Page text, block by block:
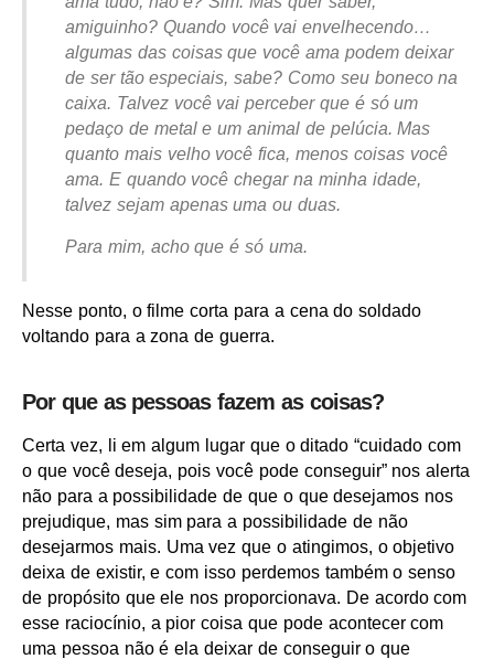
amiguinho? Quando você vai envelhecendo…
algumas das coisas que você ama podem deixar
de ser tão especiais, sabe? Como seu boneco na
caixa. Talvez você vai perceber que é só um
pedaço de metal e um animal de pelúcia. Mas
quanto mais velho você fica, menos coisas você
ama. E quando você chegar na minha idade,
talvez sejam apenas uma ou duas.
Para mim, acho que é só uma.
Nesse ponto, o filme corta para a cena do soldado
voltando para a zona de guerra.
Por que as pessoas fazem as coisas?
Certa vez, li em algum lugar que o ditado “cuidado com
o que você deseja, pois você pode conseguir” nos alerta
não para a possibilidade de que o que desejamos nos
prejudique, mas sim para a possibilidade de não
desejarmos mais. Uma vez que o atingimos, o objetivo
deixa de existir, e com isso perdemos também o senso
de propósito que ele nos proporcionava. De acordo com
esse raciocínio, a pior coisa que pode acontecer com
uma pessoa não é ela deixar de conseguir o que